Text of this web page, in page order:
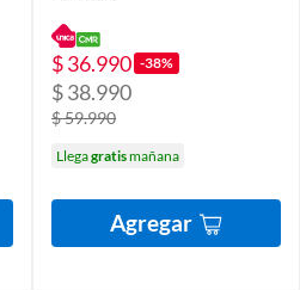
$ 36.990 -38%
$ 38.990
$ 59.990
Llegagratismañana
Agregar